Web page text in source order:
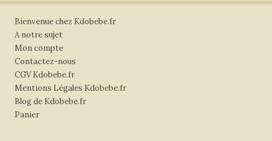
Bienvenue chez Kdobebe.fr
A notre sujet
Mon compte
Contactez-nous
CGV Kdobebe.fr
Mentions Légales Kdobebe.fr
Blog de Kdobebe.fr
Panier